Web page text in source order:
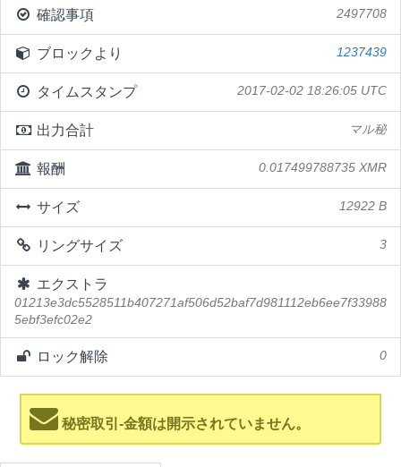
確認事項 2497708
ブロックより 1237439
タイムスタンプ 2017-02-02 18:26:05 UTC
出力合計 マル秘
報酬 0.017499788735 XMR
サイズ 12922 B
リングサイズ 3
エクストラ
01213e3dc5528511b407271af506d52baf7d981112eb6ee7f33988
5ebf3efc02e2
ロック解除 0
秘密取引-金額は開示されていません。